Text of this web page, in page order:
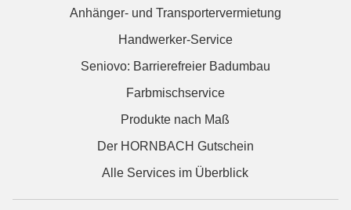
Anhänger- und Transportervermietung
Handwerker-Service
Seniovo: Barrierefreier Badumbau
Farbmischservice
Produkte nach Maß
Der HORNBACH Gutschein
Alle Services im Überblick